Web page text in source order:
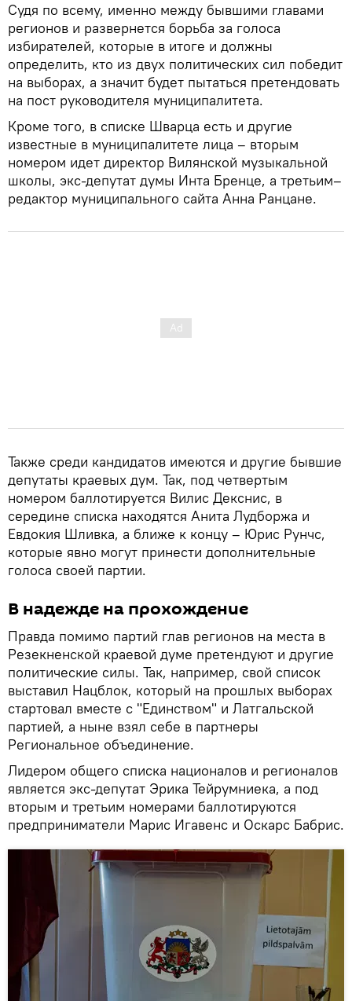
Судя по всему, именно между бывшими главами
регионов и развернется борьба за голоса
избирателей, которые в итоге и должны
определить, кто из двух политических сил победит
на выборах, а значит будет пытаться претендовать
на пост руководителя муниципалитета.
Кроме того, в списке Шварца есть и другие
известные в муниципалитете лица – вторым
номером идет директор Вилянской музыкальной
школы, экс-депутат думы Инта Бренце, а третьим–
редактор муниципального сайта Анна Ранцане.
Также среди кандидатов имеются и другие бывшие
депутаты краевых дум. Так, под четвертым
номером баллотируется Вилис Декснис, в
середине списка находятся Анита Лудборжа и
Евдокия Шливка, а ближе к концу – Юрис Рунчс,
которые явно могут принести дополнительные
голоса своей партии.
В надежде на прохождение
Правда помимо партий глав регионов на места в
Резекненской краевой думе претендуют и другие
политические силы. Так, например, свой список
выставил Нацблок, который на прошлых выборах
стартовал вместе с "Единством" и Латгальской
партией, а ныне взял себе в партнеры
Региональное объединение.
Лидером общего списка националов и регионалов
является экс-депутат Эрика Тейрумниека, а под
вторым и третьим номерами баллотируются
предприниматели Марис Игавенс и Оскарс Бабрис.